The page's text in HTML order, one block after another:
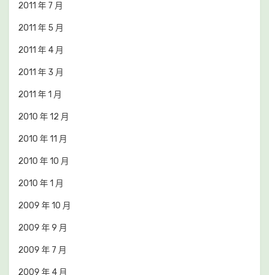
2011 年 7 月
2011 年 5 月
2011 年 4 月
2011 年 3 月
2011 年 1 月
2010 年 12 月
2010 年 11 月
2010 年 10 月
2010 年 1 月
2009 年 10 月
2009 年 9 月
2009 年 7 月
2009 年 4 月